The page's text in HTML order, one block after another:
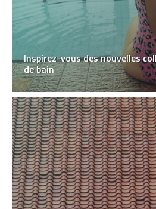
Inspirez-vous des nouvelles
de bain